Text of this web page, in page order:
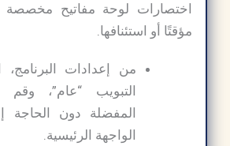
اختصارات لوحة مفاتيح مخصصة
مؤقتًا أو استئنافها.
من إعدادات البرنامج،
التبويب “عام”، وقم
المفضلة دون الحاجة
الواجهة الرئيسية.